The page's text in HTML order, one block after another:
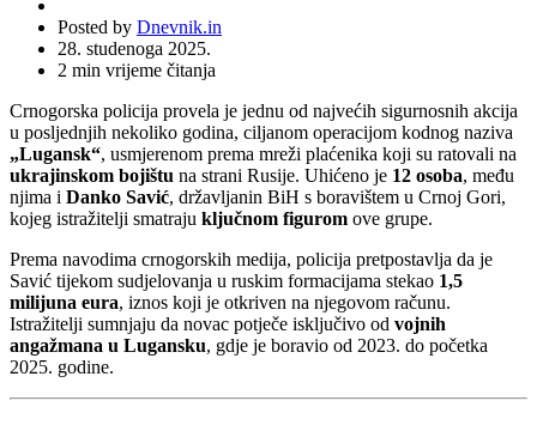
Posted by Dnevnik.in
28. studenoga 2025.
2 min vrijeme čitanja
Crnogorska policija provela je jednu od najvećih sigurnosnih akcija
u posljednjih nekoliko godina, ciljanom operacijom kodnog naziva
„Lugansk“, usmjerenom prema mreži plaćenika koji su ratovali na
ukrajinskom bojištu na strani Rusije. Uhićeno je 12 osoba, među
njima i Danko Savić, državljanin BiH s boravištem u Crnoj Gori,
kojeg istražitelji smatraju ključnom figurom ove grupe.
Prema navodima crnogorskih medija, policija pretpostavlja da je
Savić tijekom sudjelovanja u ruskim formacijama stekao 1,5
milijuna eura, iznos koji je otkriven na njegovom računu.
Istražitelji sumnjaju da novac potječe isključivo od vojnih
angažmana u Lugansku, gdje je boravio od 2023. do početka
2025. godine.